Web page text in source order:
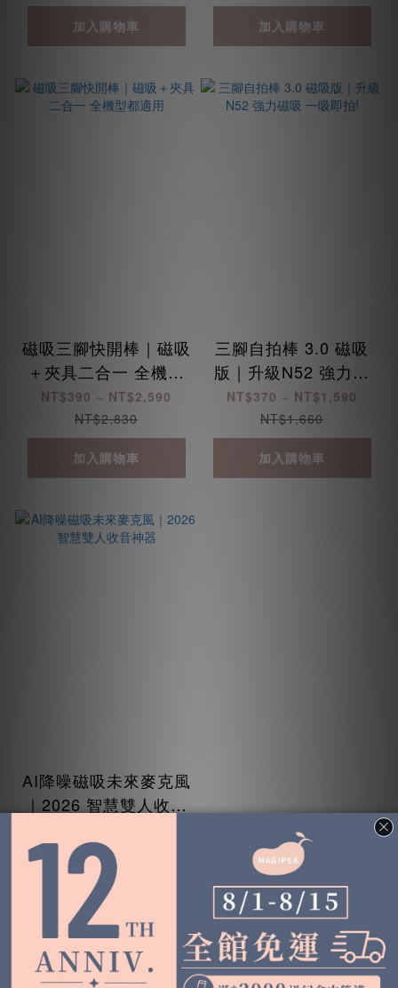
加入購物車 加入購物車
磁吸三腳快開棒｜磁吸
＋夾具二合一 全機型
都適用
NT$390 ~ NT$2,590
NT$2,830
加入購物車
三腳自拍棒 3.0 磁吸
版｜升級N52 強力磁
吸 一吸即拍!
NT$370 ~ NT$1,590
NT$1,660
加入購物車
AI降噪磁吸未來麥克風
｜2026 智慧雙人收音
NT$3,560
加入購物車